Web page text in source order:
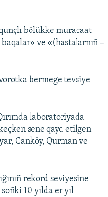
bölükke muracaat
ve «(hastalarnıñ –
bermege tevsiye
laboratoriyada
sene qayd etilgen
Canköy, Qurman ve
rekord seviyesine
10 yılda er yıl